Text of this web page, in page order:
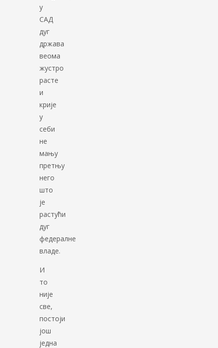
у
САД
дуг
држава
веома
жустро
расте
и
крије
у
себи
не
мању
претњу
него
што
је
растући
дуг
федералне
владе.
И
то
није
све,
постоји
још
једна